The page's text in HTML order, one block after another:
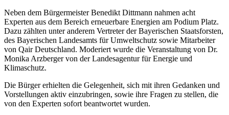
Neben dem Bürgermeister Benedikt Dittmann nahmen acht
Experten aus dem Bereich erneuerbare Energien am Podium Platz.
Dazu zählten unter anderem Vertreter der Bayerischen Staatsforsten,
des Bayerischen Landesamts für Umweltschutz sowie Mitarbeiter
von Qair Deutschland. Moderiert wurde die Veranstaltung von Dr.
Monika Arzberger von der Landesagentur für Energie und
Klimaschutz.
Die Bürger erhielten die Gelegenheit, sich mit ihren Gedanken und
Vorstellungen aktiv einzubringen, sowie ihre Fragen zu stellen, die
von den Experten sofort beantwortet wurden.